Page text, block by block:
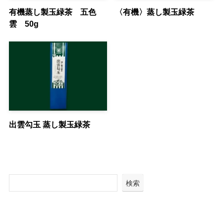
有機蒸し製玉緑茶 五色
雲 50g
〈有機〉蒸し製玉緑茶
出雲勾玉 蒸し製玉緑茶
検索